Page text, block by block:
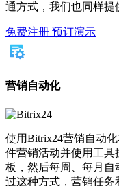
通方式，我们也同样提
免费注册 预订演示
营销自动化
使用Bitrix24营销自动
件营销活动并使用工
板，然后每周、每月自
过这种方式，营销任